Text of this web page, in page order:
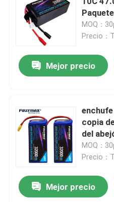
MOQ：
Precio：
Mejor precio
copia
del
de la
MOQ：
Precio：
Mejor precio